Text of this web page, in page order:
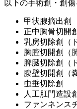
以下の手術創・創
甲状腺摘出創
正中胸骨切開
乳房切除創（
胸腔切開創（
脾臓切除創（
腹壁切開創（
虫垂切除創
人工肛門造設
ファンネンス